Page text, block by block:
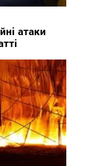
атаки